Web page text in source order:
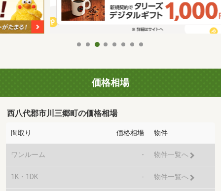
価格相場
西八代郡市川三郷町の価格相場
間取り 価格相場 物件
ワンルーム - 物件一覧へ
1K・1DK - 物件一覧へ